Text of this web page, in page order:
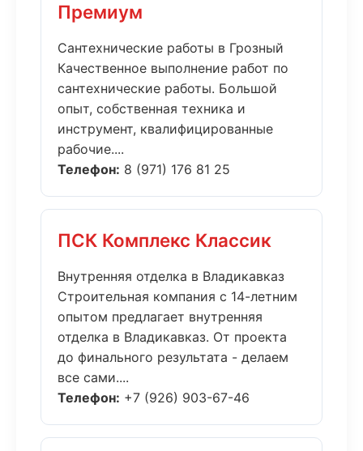
Премиум
Сантехнические работы в Грозный
Качественное выполнение работ по
сантехнические работы. Большой
опыт, собственная техника и
инструмент, квалифицированные
рабочие....
Телефон: 8 (971) 176 81 25
ПСК Комплекс Классик
Внутренняя отделка в Владикавказ
Строительная компания с 14-летним
опытом предлагает внутренняя
отделка в Владикавказ. От проекта
до финального результата - делаем
все сами....
Телефон: +7 (926) 903-67-46